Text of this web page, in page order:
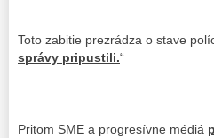
Toto zabitie prezrádza o stave
správy pripustili.“
Pritom SME a progresívne médiá